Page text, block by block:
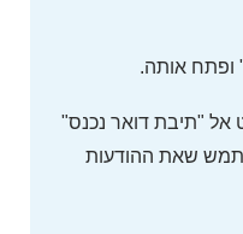
ופתח אותה.
אל "תיבת דואר נכנס"
שאת ההודעות